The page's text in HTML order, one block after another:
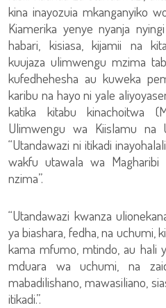
kina inayozuia mkanganyiko
Kiamerika yenye nyanja
habari, kisiasa, kijamii na
kuujaza ulimwengu mzima
kufedhehesha au kuweka
karibu na hayo ni yale
katika kitabu kinachoitwa
Ulimwengu wa Kiislamu na
“Utandawazi ni itikadi
wakfu utawala wa
nzima”.
“Utandawazi kwanza
ya biashara, fedha, na uchumi,
kama mfumo, mtindo, au hali
mduara wa uchumi, na
mabadilishano, mawasiliano,
itikadi.”.